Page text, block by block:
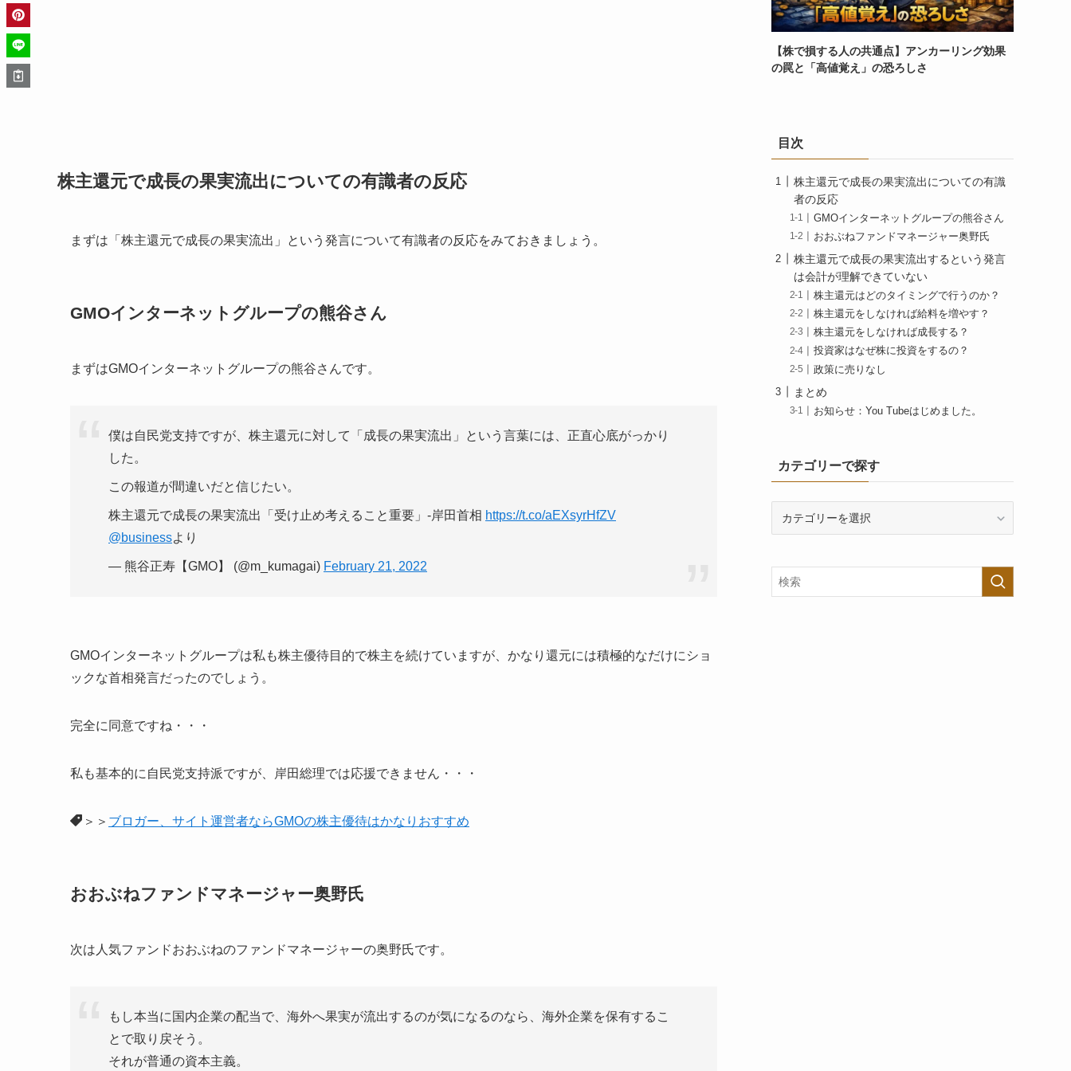
株主還元で成長の果実流出についての有識者の反応
まずは「株主還元で成長の果実流出」という発言について有識者の反応をみておきましょう。
GMOインターネットグループの熊谷さん
まずはGMOインターネットグループの熊谷さんです。
僕は自民党支持ですが、株主還元に対して「成長の果実流出」という言葉には、正直心底がっかり
した。
この報道が間違いだと信じたい。
株主還元で成長の果実流出「受け止め考えること重要」-岸田首相 https://t.co/aEXsyrHfZV
@businessより
— 熊谷正寿【GMO】 (@m_kumagai) February 21, 2022
GMOインターネットグループは私も株主優待目的で株主を続けていますが、かなり還元には積極的なだけにショ
ックな首相発言だったのでしょう。
完全に同意ですね・・・
私も基本的に自民党支持派ですが、岸田総理では応援できません・・・
＞＞ ブロガー、サイト運営者ならGMOの株主優待はかなりおすすめ
おおぶねファンドマネージャー奥野氏
次は人気ファンドおおぶねのファンドマネージャーの奥野氏です。
もし本当に国内企業の配当で、海外へ果実が流出するのが気になるのなら、海外企業を保有するこ
とで取り戻そう。
それが普通の資本主義。
【株で損する人の共通点】アンカーリング効果
の罠と「高値覚え」の恐ろしさ
目次
株主還元で成長の果実流出についての有識
者の反応
GMOインターネットグループの熊谷さん
おおぶねファンドマネージャー奥野氏
株主還元で成長の果実流出するという発言
は会計が理解できていない
株主還元はどのタイミングで行うのか？
株主還元をしなければ給料を増やす？
株主還元をしなければ成長する？
投資家はなぜ株に投資をするの？
政策に売りなし
まとめ
お知らせ：You Tubeはじめました。
カテゴリーで探す
ー
で